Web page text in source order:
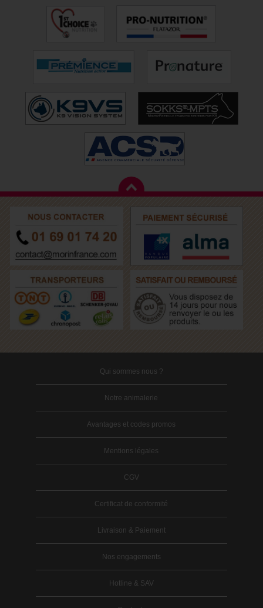
Qui sommes nous ?
Notre animalerie
Avantages et codes promos
Mentions légales
CGV
Certificat de conformité
Livraison & Paiement
Nos engagements
Hotline & SAV